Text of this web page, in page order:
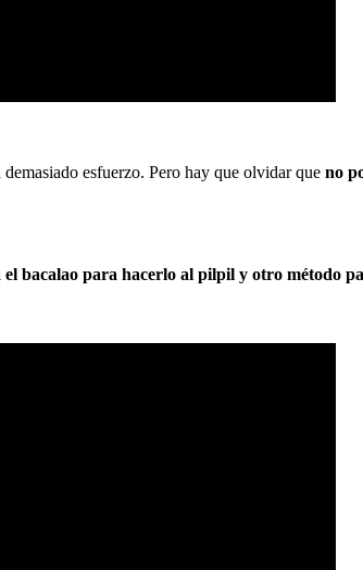
esfuerzo. Pero hay que olvidar que no
el bacalao para hacerlo al pilpil y otro método